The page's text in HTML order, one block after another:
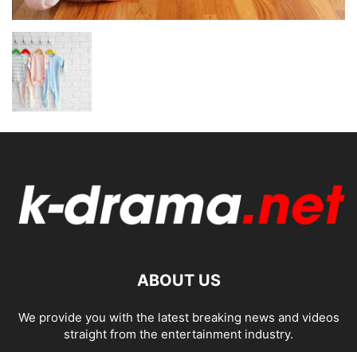
ABOUT US
We provide you with the latest breaking news and videos
straight from the entertainment industry.